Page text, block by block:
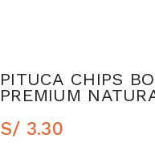
PITUCA CHIPS
PREMIUM
S/ 3.30